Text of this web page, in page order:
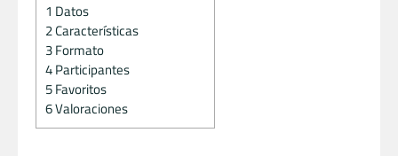
1 Datos
2Características
3Formato
4Participantes
5Favoritos
6Valoraciones